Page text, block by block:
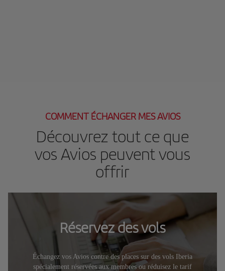
COMMENT ÉCHANGER MES AVIOS
Découvrez tout ce que
vos Avios peuvent vous
offrir
Réservez des vols
Échangez vos Avios contre des places sur des vols Iberia
spécialement réservées aux membres ou réduisez le tarif